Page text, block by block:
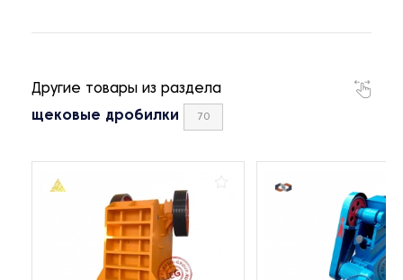
Другие товары из раздела
щековые дробилки 70